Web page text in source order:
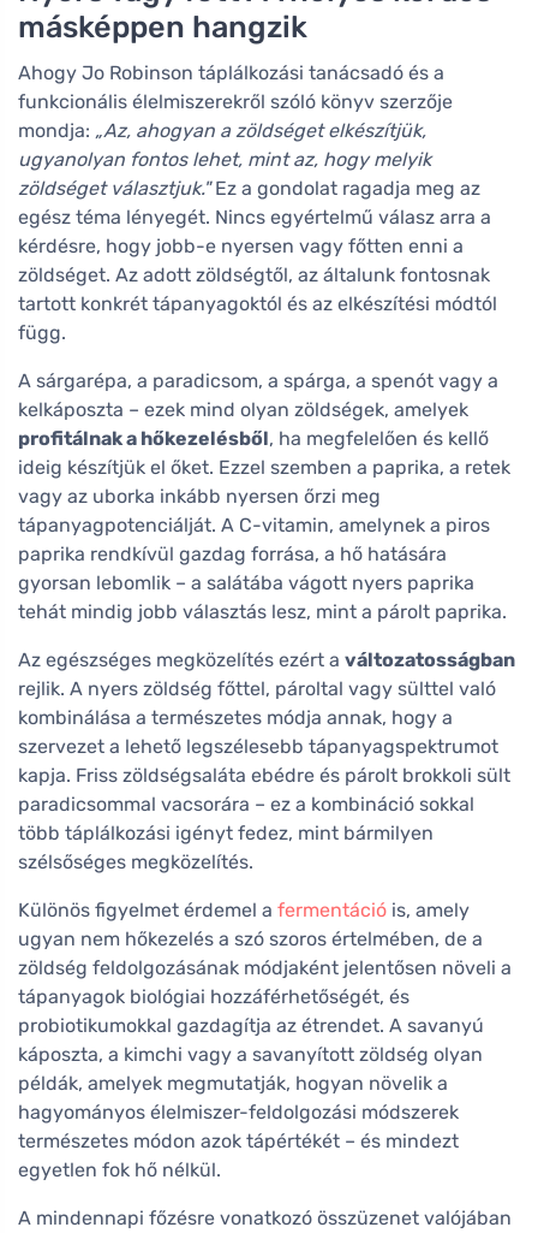
másképpen hangzik
Ahogy Jo Robinson táplálkozási tanácsadó és a
funkcionális élelmiszerekről szóló könyv szerzője
mondja: „Az, ahogyan a zöldséget elkészítjük,
ugyanolyan fontos lehet, mint az, hogy melyik
zöldséget választjuk."Ez a gondolat ragadja meg az
egész téma lényegét. Nincs egyértelmű válasz arra a
kérdésre, hogy jobb-e nyersen vagy főtten enni a
zöldséget. Az adott zöldségtől, az általunk fontosnak
tartott konkrét tápanyagoktól és az elkészítési módtól
függ.
A sárgarépa, a paradicsom, a spárga, a spenót vagy a
kelkáposzta – ezek mind olyan zöldségek, amelyek
profitálnak a hőkezelésből, ha megfelelően és kellő
ideig készítjük el őket. Ezzel szemben a paprika, a retek
vagy az uborka inkább nyersen őrzi meg
tápanyagpotenciálját. A C-vitamin, amelynek a piros
paprika rendkívül gazdag forrása, a hő hatására
gyorsan lebomlik – a salátába vágott nyers paprika
tehát mindig jobb választás lesz, mint a párolt paprika.
Az egészséges megközelítés ezért a változatosságban
rejlik. A nyers zöldség főttel, pároltal vagy sülttel való
kombinálása a természetes módja annak, hogy a
szervezet a lehető legszélesebb tápanyagspektrumot
kapja. Friss zöldségsaláta ebédre és párolt brokkoli sült
paradicsommal vacsorára – ez a kombináció sokkal
több táplálkozási igényt fedez, mint bármilyen
szélsőséges megközelítés.
Különös figyelmet érdemel a fermentáció is, amely
ugyan nem hőkezelés a szó szoros értelmében, de a
zöldség feldolgozásának módjaként jelentősen növeli a
tápanyagok biológiai hozzáférhetőségét, és
probiotikumokkal gazdagítja az étrendet. A savanyú
káposzta, a kimchi vagy a savanyított zöldség olyan
példák, amelyek megmutatják, hogyan növelik a
hagyományos élelmiszer-feldolgozási módszerek
természetes módon azok tápértékét – és mindezt
egyetlen fok hő nélkül.
A mindennapi főzésre vonatkozó összüzenet valójában